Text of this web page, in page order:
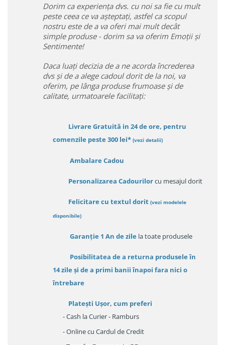
Dorim ca experiența dvs. cu noi sa fie cu mult
peste ceea ce va așteptați, astfel ca scopul
nostru este de a va oferi mai mult decât
simple produse - dorim sa va oferim Emoții și
Sentimente!
Daca luați decizia de a ne acorda încrederea
dvs și de a alege cadoul dorit de la noi, va
oferim, pe lânga produse frumoase și de
calitate, urmatoarele facilitați:
Livrare Gratuită in 24 de ore, pentru
comenzile peste 300 lei* (vezi detalii)
Ambalare Cadou
Personalizarea Cadourilorcu mesajul dorit
Felicitare cu textul dorit (vezi modelele
disponibile)
Garanție 1 An de zile la toate produsele
Posibilitatea de a returna produsele în
14 zileși de a primi banii înapoi fara nici o
întrebare
Platești Ușor, cum preferi
- Cash la Curier - Ramburs
- Online cu Cardul de Credit